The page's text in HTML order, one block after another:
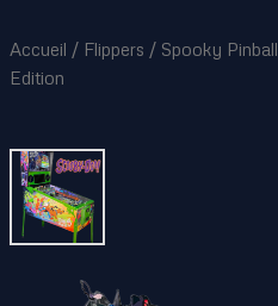
Accueil / Flippers / Spooky Pinball
Edition